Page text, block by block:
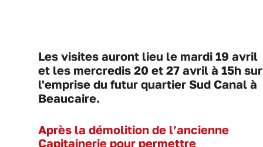
Les visites auront lieu le mardi 19 avril
et les mercredis 20 et 27 avril à 15h sur
l'emprise du futur quartier Sud Canal à
Beaucaire.
Après la démolition de l’ancienne
Capitainerie pour permettre